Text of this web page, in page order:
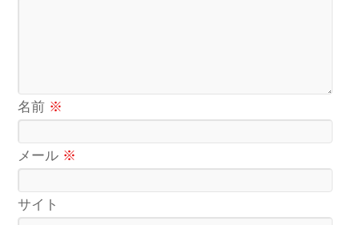
名前 ※
メール ※
サイト